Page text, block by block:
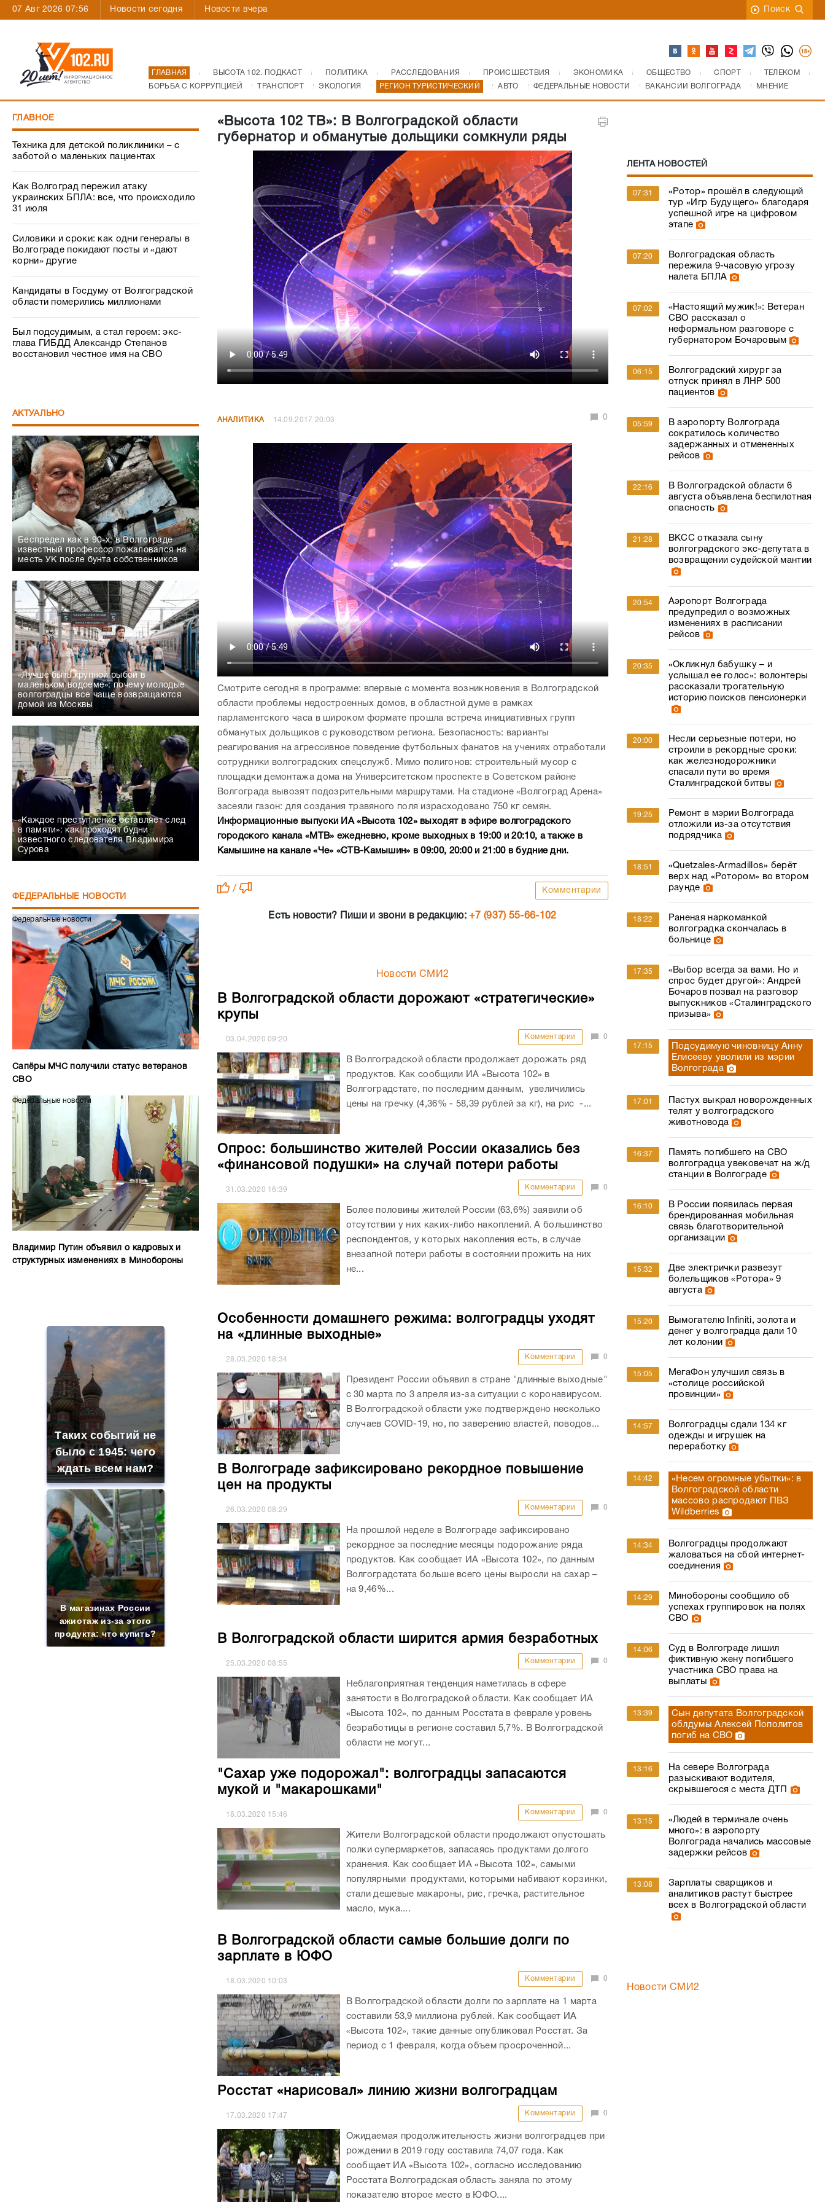
07 Авг 2026 07:56 Новости сегодня Новости вчера Поиск
ГЛАВНАЯ ВЫСОТА 102. ПОДКАСТ ПОЛИТИКА РАССЛЕДОВАНИЯ ПРОИСШЕСТВИЯ ЭКОНОМИКА ОБЩЕСТВО СПОРТ
ТЕЛЕКОМ
БОРЬБА С КОРРУПЦИЕЙ
ТРАНСПОРТ ЭКОЛОГИЯ РЕГИОН ТУРИСТИЧЕСКИЙ АВТО ФЕДЕРАЛЬНЫЕ НОВОСТИ ВАКАНСИИ ВОЛГОГРАДА МНЕНИЕ
ГЛАВНОЕ
Техника для детской поликлиники – с
заботой о маленьких пациентах
Как Волгоград пережил атаку
украинских БПЛА: все, что происходило
31 июля
Силовики и сроки: как одни генералы в
Волгограде покидают посты и «дают
корни» другие
Кандидаты в Госдуму от Волгоградской
области померились миллионами
Был подсудимым, а стал героем: экс-
глава ГИБДД Александр Степанов
восстановил честное имя на СВО
АКТУАЛЬНО
Беспредел как в 90-х: в Волгограде
известный профессор пожаловался на
месть УК после бунта собственников
«Лучше быть крупной рыбой в
маленьком водоеме»: почему молодые
волгоградцы все чаще возвращаются
домой из Москвы
«Каждое преступление оставляет след
в памяти»: как проходят будни
известного следователя Владимира
Сурова
ФЕДЕРАЛЬНЫЕ НОВОСТИ
Федеральные новости
Сапёры МЧС получили статус ветеранов
СВО
Федеральные новости
Владимир Путин объявил о кадровых и
структурных изменениях в Минобороны
Таких событий не
было с 1945: чего
ждать всем нам?
В магазинах России
ажиотаж из-за этого
продукта: что купить?
«Высота 102 ТВ»: В Волгоградской области
губернатор и обманутые дольщики сомкнули ряды
АНАЛИТИКА 14.09.2017 20:03 0
Смотрите сегодня в программе: впервые с момента возникновения в Волгоградской
области проблемы недостроенных домов, в областной думе в рамках
парламентского часа в широком формате прошла встреча инициативных групп
обманутых дольщиков с руководством региона. Безопасность: варианты
реагирования на агрессивное поведение футбольных фанатов на учениях отработали
сотрудники волгоградских спецслужб. Мимо полигонов: строительный мусор с
площадки демонтажа дома на Университетском проспекте в Советском районе
Волгограда вывозят подозрительными маршрутами. На стадионе «Волгоград Арена»
засеяли газон: для создания травяного поля израсходовано 750 кг семян.
Информационные выпуски ИА «Высота 102» выходят в эфире волгоградского
городского канала «МТВ» ежедневно, кроме выходных в 19:00 и 20:10, а также в
Камышине на канале «Че» «СТВ-Камышин» в 09:00, 20:00 и 21:00 в будние дни.
/ Комментарии
Есть новости? Пиши и звони в редакцию:+7 (937) 55-66-102
Новости СМИ2
В Волгоградской области дорожают «стратегические»
крупы
03.04.202009:20 Комментарии 0
В Волгоградской области продолжает дорожать ряд
продуктов. Как сообщили ИА «Высота 102» в
Волгоградстате, по последним данным, увеличились
цены на гречку (4,36% - 58,39 рублей за кг), на рис -...
Опрос: большинство жителей России оказались без
«финансовой подушки» на случай потери работы
31.03.2020 16:39 Комментарии 0
Более половины жителей России (63,6%) заявили об
отсутствии у них каких-либо накоплений. А большинство
респондентов, у которых накопления есть, в случае
внезапной потери работы в состоянии прожить на них
не...
Особенности домашнего режима: волгоградцы уходят
на «длинные выходные»
28.03.2020 18:34 Комментарии 0
Президент России объявил в стране "длинные выходные"
с 30 марта по 3 апреля из-за ситуации с коронавирусом.
В Волгоградской области уже подтверждено несколько
случаев COVID-19, но, по заверению властей, поводов...
В Волгограде зафиксировано рекордное повышение
цен на продукты
26.03.202008:29 Комментарии 0
На прошлой неделе в Волгограде зафиксировано
рекордное за последние месяцы подорожание ряда
продуктов. Как сообщает ИА «Высота 102», по данным
Волгоградстата больше всего цены выросли на сахар –
на 9,46%...
В Волгоградской области ширится армия безработных
25.03.202008:55 Комментарии 0
Неблагоприятная тенденция наметилась в сфере
занятости в Волгоградской области. Как сообщает ИА
«Высота 102», по данным Росстата в феврале уровень
безработицы в регионе составил 5,7%. В Волгоградской
области не могут...
"Сахар уже подорожал": волгоградцы запасаются
мукой и "макарошками"
18.03.2020 15:46 Комментарии 0
Жители Волгоградской области продолжают опустошать
полки супермаркетов, запасаясь продуктами долгого
хранения. Как сообщает ИА «Высота 102», самыми
популярными продуктами, которыми набивают корзинки,
стали дешевые макароны, рис, гречка, растительное
масло, мука....
В Волгоградской области самые большие долги по
зарплате в ЮФО
18.03.2020 10:03 Комментарии 0
В Волгоградской области долги по зарплате на 1 марта
составили 53,9 миллиона рублей. Как сообщает ИА
«Высота 102», такие данные опубликовал Росстат. За
период с 1 февраля, когда объем просроченной...
Росстат «нарисовал» линию жизни волгоградцам
17.03.2020 17:47 Комментарии 0
Ожидаемая продолжительность жизни волгоградцев при
рождении в 2019 году составила 74,07 года. Как
сообщает ИА «Высота 102», согласно исследованию
Росстата Волгоградская область заняла по этому
показателю второе место в ЮФО....
ЛЕНТА НОВОСТЕЙ
07:31
«Ротор» прошёл в следующий
тур «Игр Будущего» благодаря
успешной игре на цифровом
этапе
07:20
Волгоградская область
пережила 9-часовую угрозу
налета БПЛА
07:02
«Настоящий мужик!»: Ветеран
СВО рассказал о
неформальном разговоре с
губернатором Бочаровым
06:15
Волгоградский хирург за
отпуск принял в ЛНР 500
пациентов
05:59
В аэропорту Волгограда
сократилось количество
задержанных и отмененных
рейсов
22:16
В Волгоградской области 6
августа объявлена беспилотная
опасность
21:28
ВКСС отказала сыну
волгоградского экс-депутата в
возвращении судейской мантии
20:54
Аэропорт Волгограда
предупредил о возможных
изменениях в расписании
рейсов
20:35
«Окликнул бабушку – и
услышал ее голос»: волонтеры
рассказали трогательную
историю поисков пенсионерки
20:00
Несли серьезные потери, но
строили в рекордные сроки:
как железнодорожники
спасали пути во время
Сталинградской битвы
19:25
Ремонт в мэрии Волгограда
отложили из-за отсутствия
подрядчика
18:51
«Quetzales‑Armadillos» берёт
верх над «Ротором» во втором
раунде
18:22
Раненая наркоманкой
волгоградка скончалась в
больнице
17:35
«Выбор всегда за вами. Но и
спрос будет другой»: Андрей
Бочаров позвал на разговор
выпускников «Сталинградского
призыва»
17:15
Подсудимую чиновницу Анну
Елисееву уволили из мэрии
Волгограда
17:01
Пастух выкрал новорожденных
телят у волгоградского
животновода
16:37
Память погибшего на СВО
волгоградца увековечат на ж/д
станции в Волгограде
16:10
В России появилась первая
брендированная мобильная
связь благотворительной
организации
15:32
Две электрички развезут
болельщиков «Ротора» 9
августа
15:20
Вымогателю Infiniti, золота и
денег у волгоградца дали 10
лет колонии
15:05
МегаФон улучшил связь в
«столице российской
провинции»
14:57
Волгоградцы сдали 134 кг
одежды и игрушек на
переработку
14:42
«Несем огромные убытки»: в
Волгоградской области
массово распродают ПВЗ
Wildberries
14:34
Волгоградцы продолжают
жаловаться на сбой интернет-
соединения
14:29
Минобороны сообщило об
успехах группировок на полях
СВО
14:06
Суд в Волгограде лишил
фиктивную жену погибшего
участника СВО права на
выплаты
13:39
Сын депутата Волгоградской
облдумы Алексей Пополитов
погиб на СВО
13:16
На севере Волгограда
разыскивают водителя,
скрывшегося с места ДТП
13:15
«Людей в терминале очень
много»: в аэропорту
Волгограда начались массовые
задержки рейсов
13:08
Зарплаты сварщиков и
аналитиков растут быстрее
всех в Волгоградской области
Новости СМИ2